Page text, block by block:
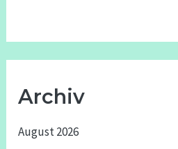
Archiv
August 2026